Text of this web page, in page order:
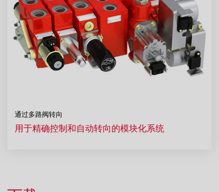
通过多路阀转向
用于精确控制和自动转向的模块化系统